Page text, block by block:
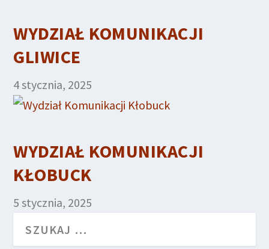
WYDZIAŁ KOMUNIKACJI
GLIWICE
4 stycznia, 2025
WYDZIAŁ KOMUNIKACJI
KŁOBUCK
5 stycznia, 2025